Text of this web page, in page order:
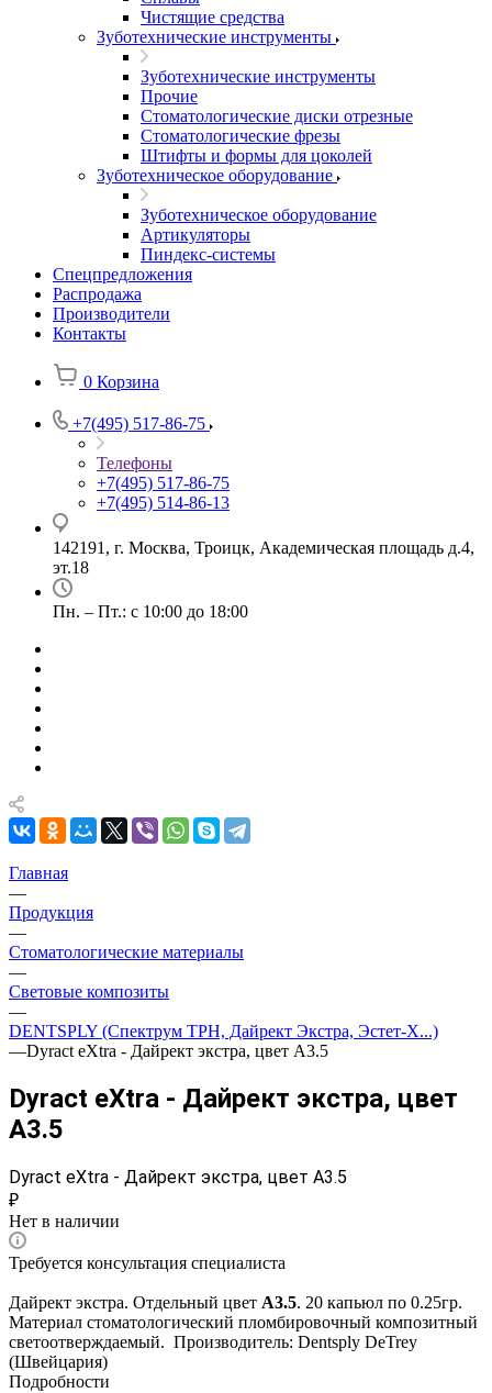
Чистящие средства
Зуботехнические инструменты
Зуботехнические инструменты
Прочие
Стоматологические диски отрезные
Стоматологические фрезы
Штифты и формы для цоколей
Зуботехническое оборудование
Зуботехническое оборудование
Артикуляторы
Пиндекс-системы
Спецпредложения
Распродажа
Производители
Контакты
0 Корзина
+7(495) 517-86-75
Телефоны
+7(495) 517-86-75
+7(495) 514-86-13
142191, г. Москва, Троицк, Академическая площадь д.4,
эт.18
Пн. – Пт.: с 10:00 до 18:00
Главная
—
Продукция
—
Стоматологические материалы
—
Световые композиты
—
DENTSPLY (Спектрум TPH, Дайрект Экстра, Эстет-Х...)
—Dyract eXtra - Дайрект экстра, цвет А3.5
Dyract eXtra - Дайрект экстра, цвет
А3.5
Dyract eXtra - Дайрект экстра, цвет А3.5
₽
Нет в наличии
Требуется консультация специалиста
Дайрект экстра. Отдельный цвет А3.5. 20 капьюл по 0.25гр.
Материал стоматологический пломбировочный композитный
светоотверждаемый. Производитель: Dentsply DeTrey
(Швейцария)
Подробности